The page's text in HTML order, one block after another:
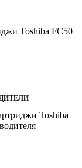
Toshiba FC50
Toshiba